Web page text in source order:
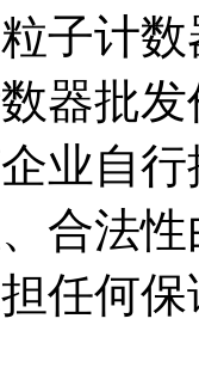
子计
器批
业自
合法
任何